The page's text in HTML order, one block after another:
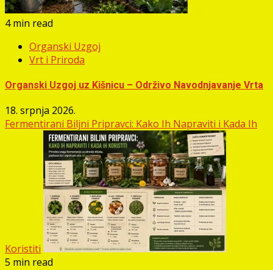
4 min read
Organski Uzgoj
Vrt i Priroda
Organski Uzgoj uz Kišnicu – Održivo Navodnjavanje Vrta
18. srpnja 2026.
Fermentirani Biljni Pripravci: Kako Ih Napraviti i Kada Ih
Koristiti
5 min read